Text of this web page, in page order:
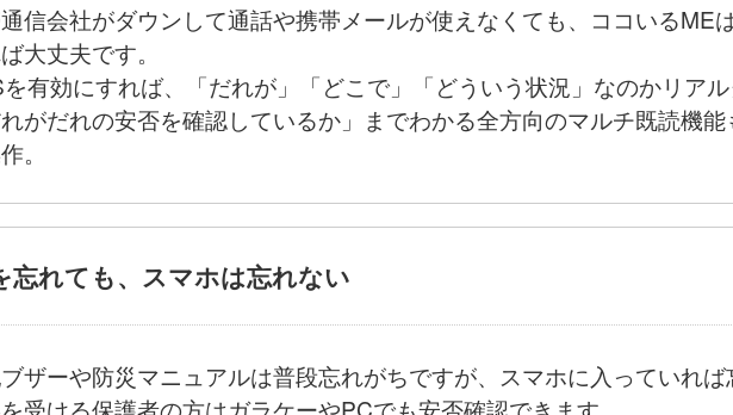
信会社がダウンして通話や携帯メールが使えなくても、ココいるME
大丈夫です。
有効にすれば、「だれが」「どこで」「どういう状況」なのかリア
れがだれの安否を確認しているか」までわかる全方向のマルチ既読機
。
忘れても、スマホは忘れない
ザーや防災マニュアルは普段忘れがちですが、スマホに入っていれ
受ける保護者の方はガラケーやPCでも安否確認できます。